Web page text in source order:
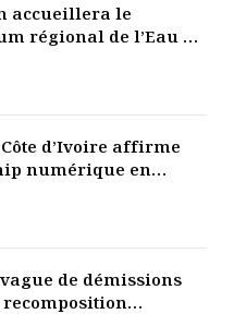
accueillera le
régional de l’Eau de
Côte d’Ivoire affirme
numérique en
vague de démissions